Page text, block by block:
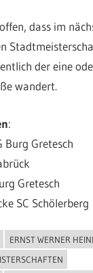
dass im
der eine
wandert.
:
Burg Gretesch
Gretesch
SC Schölerberg
ERNST WERNER